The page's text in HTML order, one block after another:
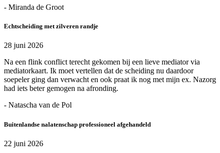
- Miranda de Groot
Echtscheiding met zilveren randje
28 juni 2026
Na een flink conflict terecht gekomen bij een lieve mediator via
mediatorkaart. Ik moet vertellen dat de scheiding nu daardoor
soepeler ging dan verwacht en ook praat ik nog met mijn ex. Nazorg
had iets beter gemogen na afronding.
- Natascha van de Pol
Buitenlandse nalatenschap professioneel afgehandeld
22 juni 2026